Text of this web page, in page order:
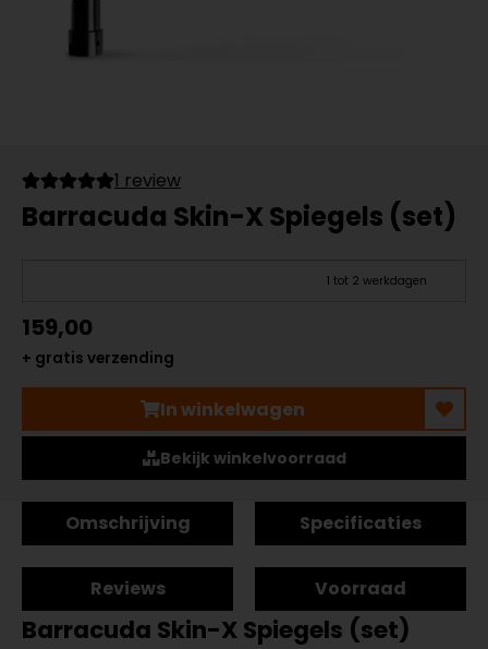
1 review
Barracuda Skin-X Spiegels (set)
1 tot 2 werkdagen
159,00
+ gratis verzending
In winkelwagen
Bekijk winkelvoorraad
Omschrijving Specificaties
Reviews Voorraad
Barracuda Skin-X Spiegels (set)